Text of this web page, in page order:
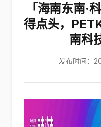
「海南东南·
得点头，
南科
发布时间：